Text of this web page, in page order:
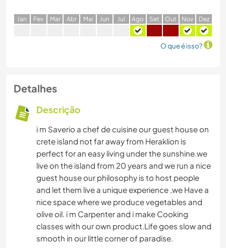
Jan Fev Mar Abr Mai Jun Jul Ago Set Out Nov Dez
O que é isso?
Detalhes
Descrição
i m Saverio a chef de cuisine our guest house on
crete island not far away from Heraklion is
perfect for an easy living under the sunshine.we
live on the island from 20 years and we run a nice
guest house our philosophy is to host people
and let them live a unique experience ,we Have a
nice space where we produce vegetables and
olive oil. i m Carpenter and i make Cooking
classes with our own product.Life goes slow and
smooth in our little corner of paradise.